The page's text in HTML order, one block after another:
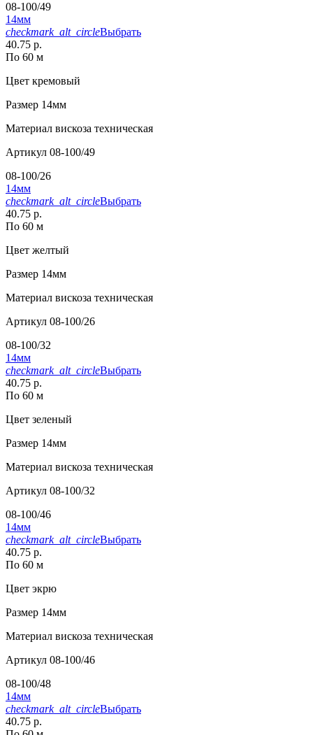
08-100/49
14мм
checkmark_alt_circleВыбрать
40.75 р.
По 60 м
Цвет кремовый
Размер 14мм
Материал вискоза техническая
Артикул 08-100/49
08-100/26
14мм
checkmark_alt_circleВыбрать
40.75 р.
По 60 м
Цвет желтый
Размер 14мм
Материал вискоза техническая
Артикул 08-100/26
08-100/32
14мм
checkmark_alt_circleВыбрать
40.75 р.
По 60 м
Цвет зеленый
Размер 14мм
Материал вискоза техническая
Артикул 08-100/32
08-100/46
14мм
checkmark_alt_circleВыбрать
40.75 р.
По 60 м
Цвет экрю
Размер 14мм
Материал вискоза техническая
Артикул 08-100/46
08-100/48
14мм
checkmark_alt_circleВыбрать
40.75 р.